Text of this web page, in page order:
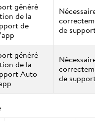
généré
de la
de de
généré
de la
Auto de